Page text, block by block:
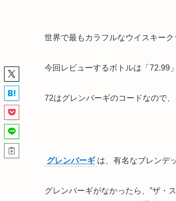
世界で最もカラフルなウイスキーク
今回レビューするボトルは「72.99
72はグレンバーギのコードなので
グレンバーギ は、有名なブレンデ
グレンバーギがなかったら、”ザ・